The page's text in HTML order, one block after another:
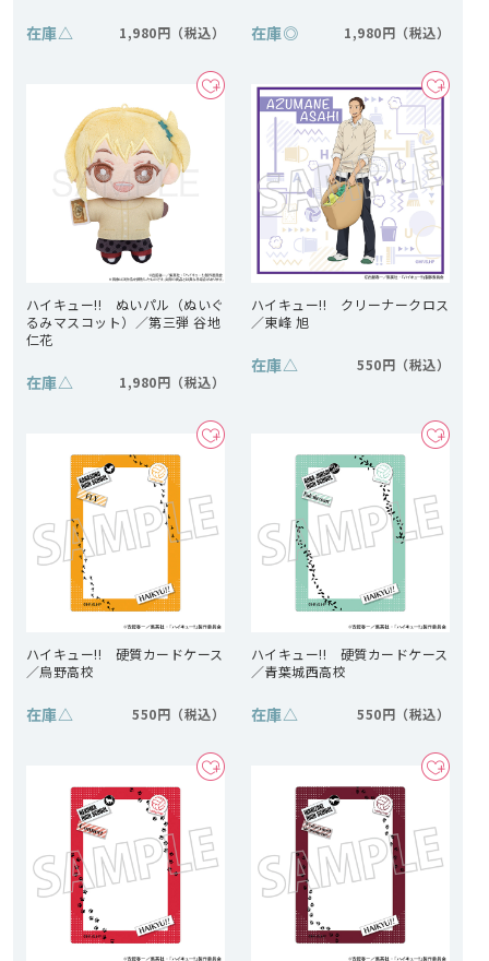
在庫△ 1,980円 在庫◎ 1,980円
ハイキュー!! ぬいパル（ぬいぐ
るみマスコット）／第三弾 谷地
仁花
在庫△ 1,980円
ハイキュー!! クリーナークロス
／東峰 旭
在庫△ 550円
ハイキュー!! 硬質カードケース
／烏野高校
在庫△ 550円
ハイキュー!! 硬質カードケース
／青葉城西高校
在庫△ 550円